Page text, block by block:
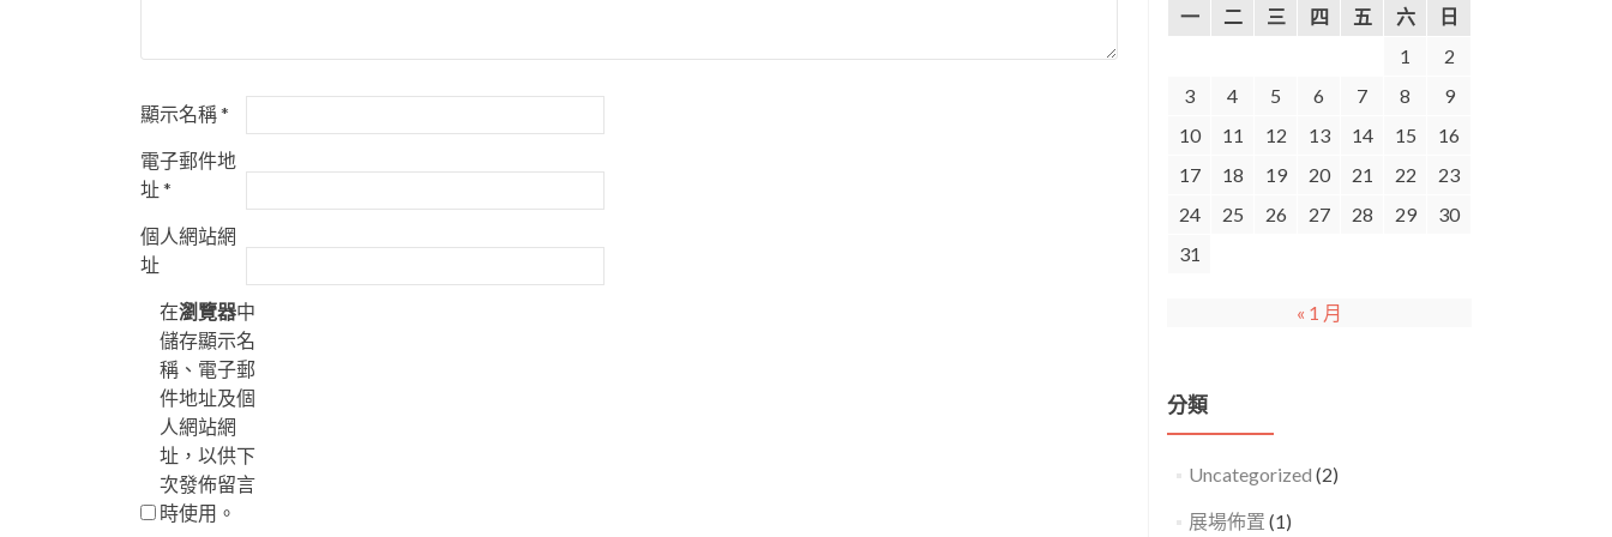
顯示名稱*
電子郵件地
址*
個人網站網
址
在瀏覽器中
儲存顯示名
稱、電子郵
件地址及個
人網站網
址，以供下
次發佈留言
時使用。
一 二 三 四 五 六
日
1
2
3
4 5 6 7 8
9
10
11 12 13 14 15
16
17
18 19 20 21 22
23
24
25 26 27 28 29
30
31
« 1 月
分類
Uncategorized (2)
展場佈置 (1)